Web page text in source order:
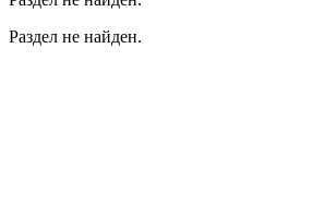
Раздел не найден.